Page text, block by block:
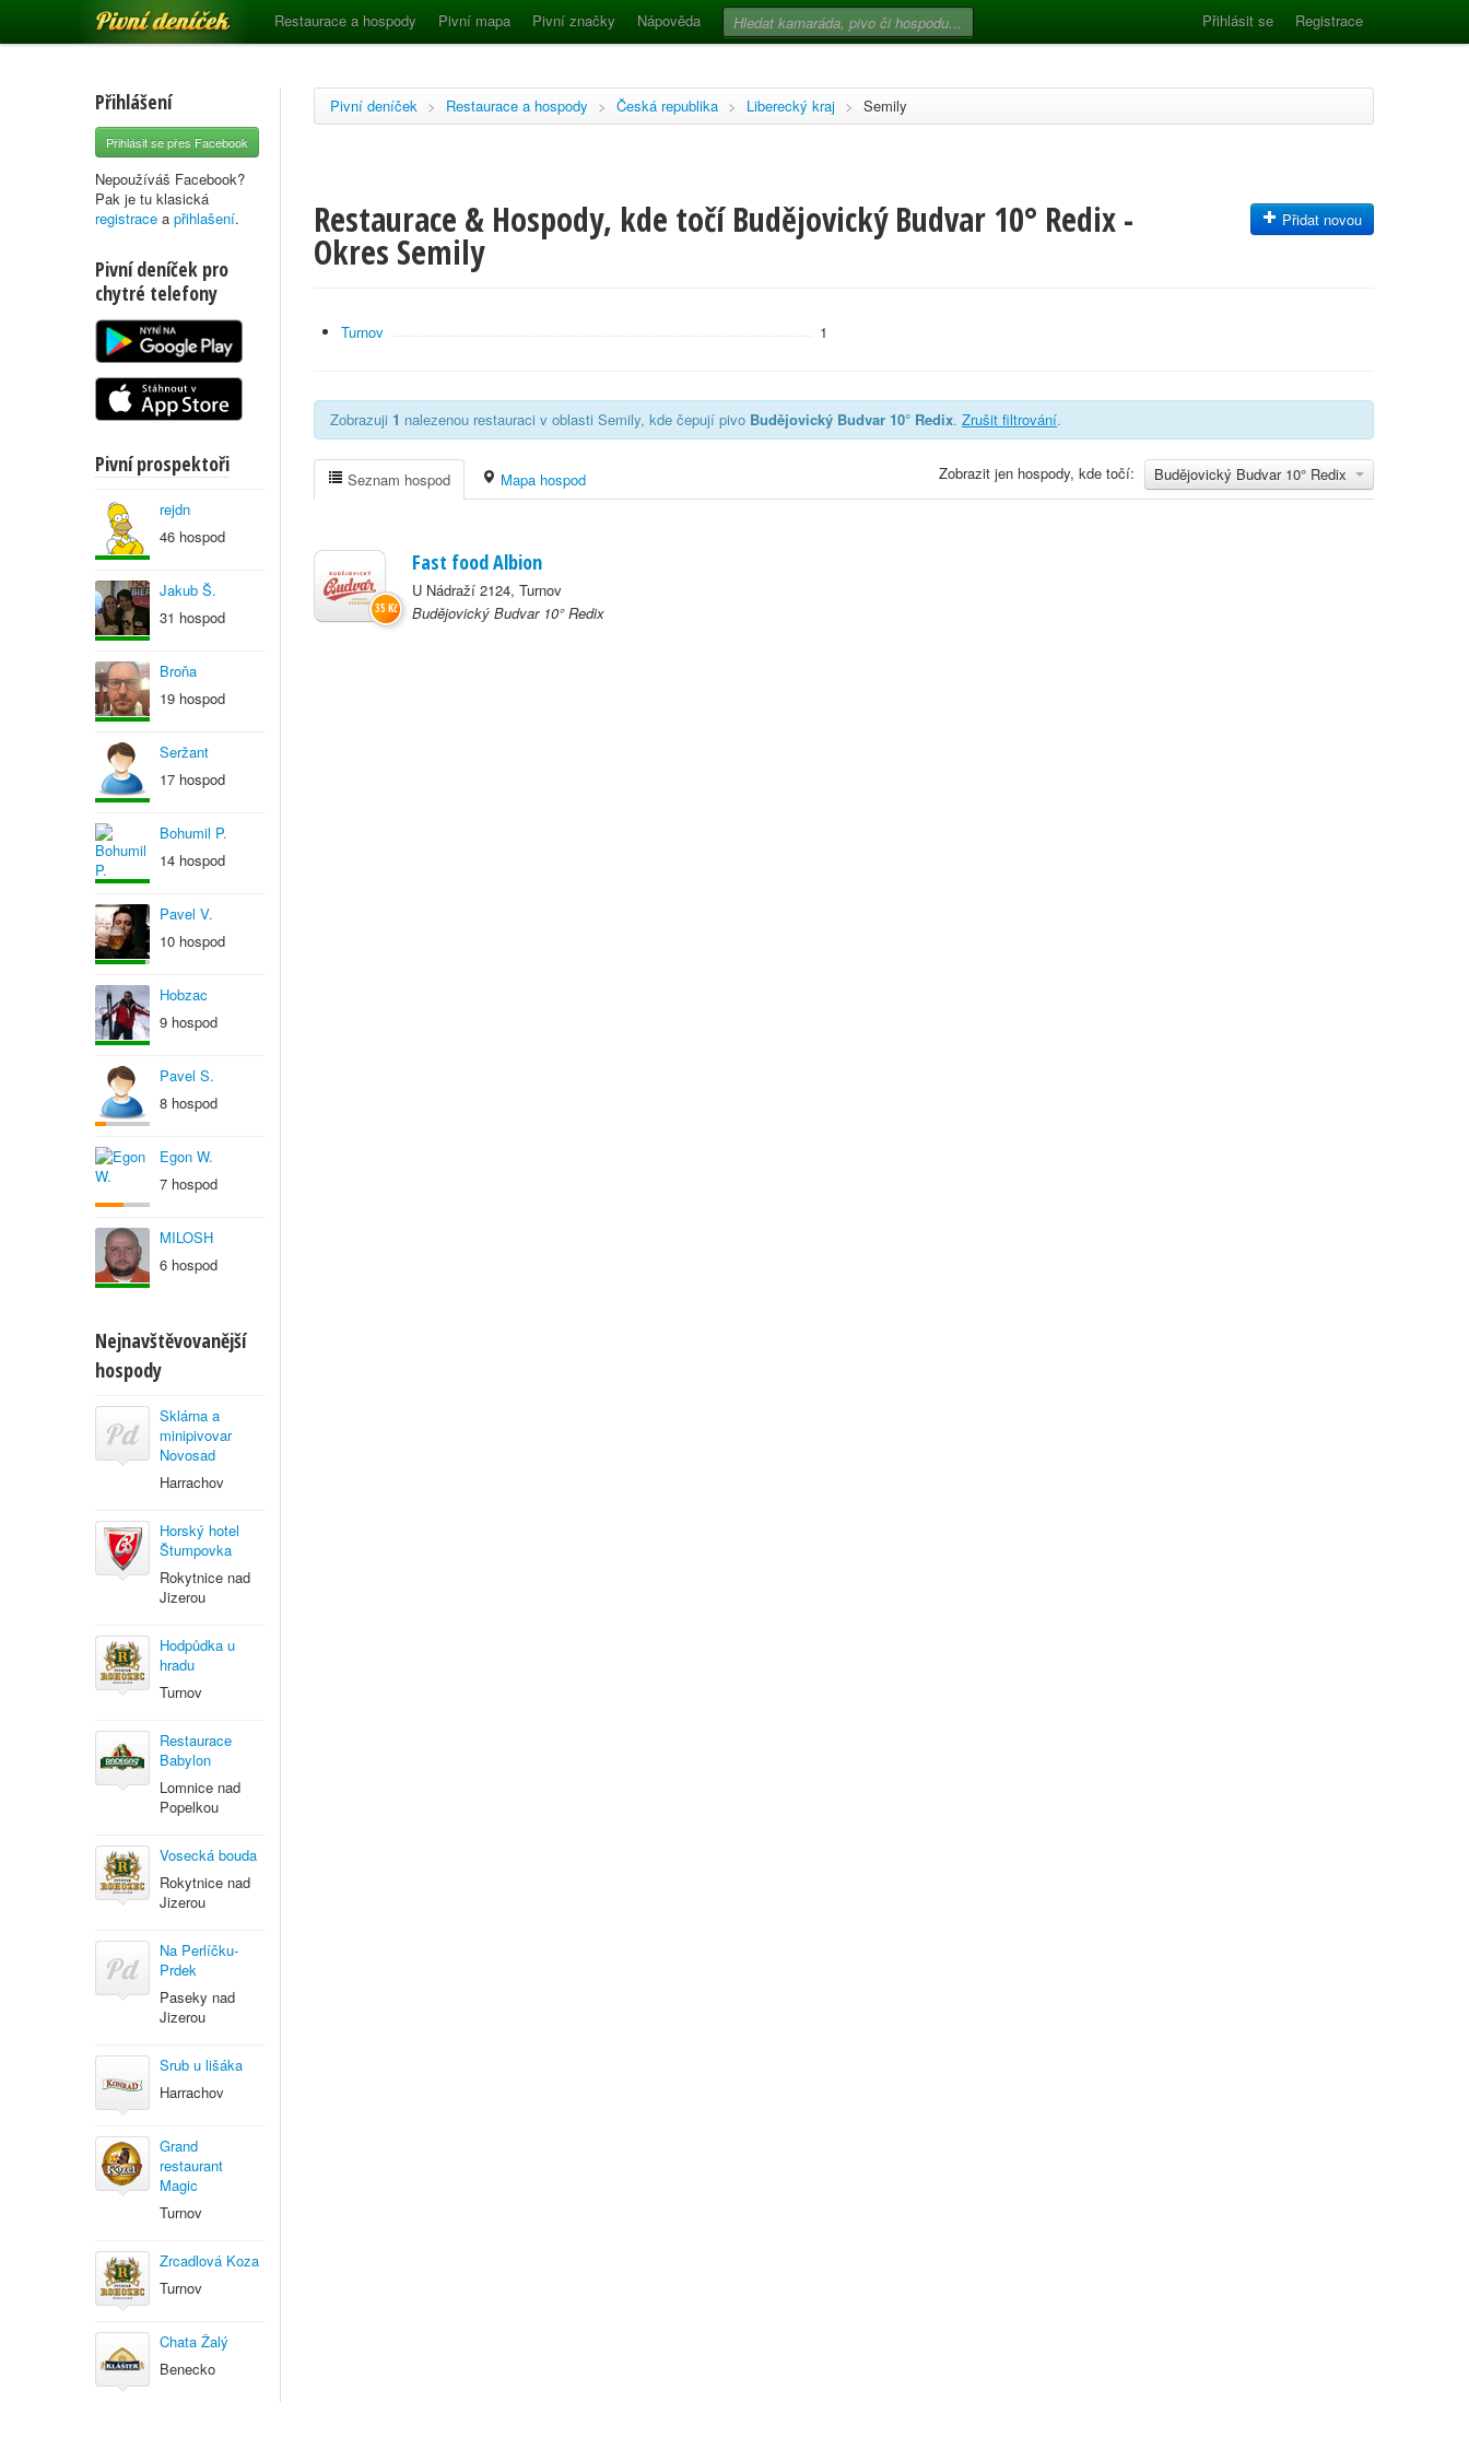
Pivní deníček Restaurace a hospody Pivní mapa Pivní značky Nápověda Přihlásit se Registrace
Přihlášení
Přihlásit se přes Facebook
Nepoužíváš Facebook?
Pak je tu klasická
registrace a přihlašení.
Pivní deníček pro
chytré telefony
Pivní prospektoři
rejdn
46 hospod
Jakub Š.
31 hospod
Broňa
19 hospod
Seržant
17 hospod
Bohumil P.
14 hospod
Pavel V.
10 hospod
Hobzac
9 hospod
Pavel S.
8 hospod
Egon W.
7 hospod
MILOSH
6 hospod
Nejnavštěvovanější
hospody
Sklárna a
minipivovar
Novosad
Harrachov
Horský hotel
Štumpovka
Rokytnice nad
Jizerou
Hodpůdka u
hradu
Turnov
Restaurace
Babylon
Lomnice nad
Popelkou
Vosecká bouda
Rokytnice nad
Jizerou
Na Perlíčku-
Prdek
Paseky nad
Jizerou
Srub u lišáka
Harrachov
Grand
restaurant
Magic
Turnov
Zrcadlová Koza
Turnov
Chata Žalý
Benecko
Pivní deníček > Restaurace a hospody > Česká republika > Liberecký kraj > Semily
Restaurace & Hospody, kde točí Budějovický Budvar 10° Redix -
Okres Semily
Přidat novou
Turnov 1
Zobrazuji 1 nalezenou restauraci v oblasti Semily, kde čepují pivo Budějovický Budvar 10° Redix. Zrušit filtrování.
Budějovický Budvar 10° Redix
Zobrazit jen hospody, kde točí:
Seznam hospod Mapa hospod
Fast food Albion
U Nádraží 2124, Turnov
Budějovický Budvar 10° Redix
35 Kč